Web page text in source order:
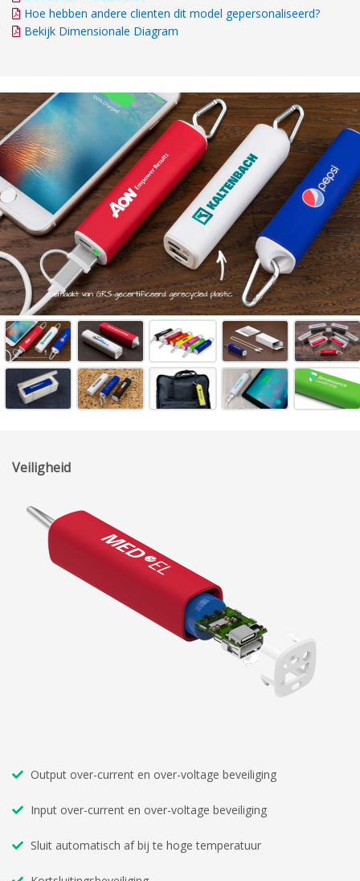
Hoe hebben andere clienten dit model gepersonaliseerd?
Bekijk Dimensionale Diagram
Veiligheid
Output over-current en over-voltage beveiliging
Input over-current en over-voltage beveiliging
Sluit automatisch af bij te hoge temperatuur